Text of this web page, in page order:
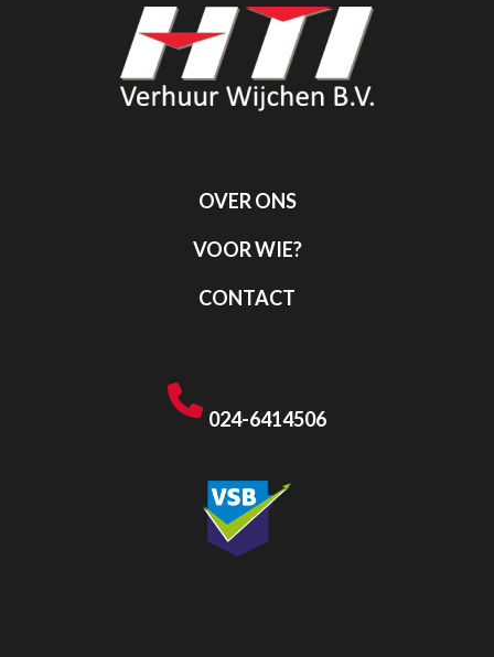
OVER ONS
VOOR WIE?
CONTACT
024-6414506